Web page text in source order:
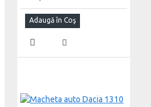
Adaugă în Coş